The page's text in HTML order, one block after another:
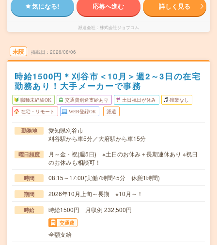
気になる! 応募へ進む 詳しく見る
派遣会社 株式会社ジョブコム
未読 掲載日 2026/08/06
時給1500円＊刈谷市＜10月＞週2～3日の在宅
勤務あり！大手メーカーで事務
職種未経験OK 交通費別途支給あり 土日祝日が休み 残業なし
在宅・リモート WEB登録OK 派遣
勤務地
愛知県刈谷市
刈谷駅から車5分／大府駅から車15分
曜日頻度
月～金・祝(週5日) ※土日のお休み＋長期連休あり ※祝日
のお休みも相談可！
時間 08:15～17:00(実働7時間45分 休憩1時間)
期間 2026年10月上旬～長期 ※10月～！
時給 時給1500円 月収例 232,500円
交通費
全額支給